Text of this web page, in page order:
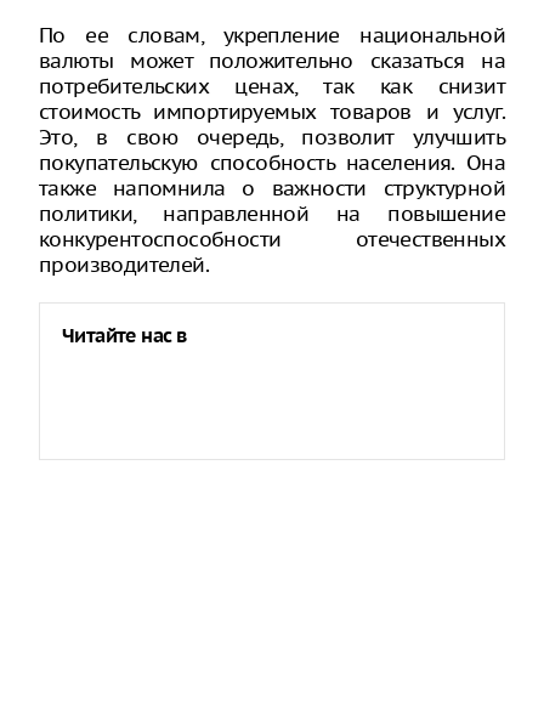
По ее словам, укрепление национальной
валюты может положительно сказаться на
потребительских ценах, так как снизит
стоимость импортируемых товаров и услуг.
Это, в свою очередь, позволит улучшить
покупательскую способность населения. Она
также напомнила о важности структурной
политики, направленной на повышение
конкурентоспособности отечественных
производителей.
Читайте нас в